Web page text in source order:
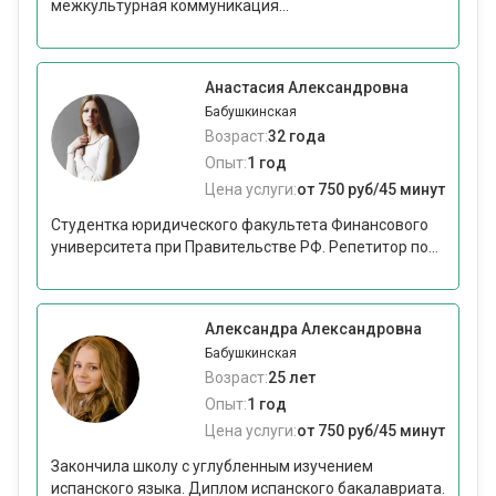
межкультурная коммуникация...
Анастасия Александровна
Бабушкинская
Возраст:32 года
Опыт:1 год
Цена услуги:от 750 руб/45 минут
Студентка юридического факультета Финансового
университета при Правительстве РФ. Репетитор по...
Александра Александровна
Бабушкинская
Возраст:25 лет
Опыт:1 год
Цена услуги:от 750 руб/45 минут
Закончила школу с углубленным изучением
испанского языка. Диплом испанского бакалавриата.